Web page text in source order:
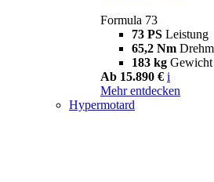
Formula 73
73 PS Leistung
65,2 Nm
183 kg
Ab 15.890 € i
Mehr entdecken
Hypermotard